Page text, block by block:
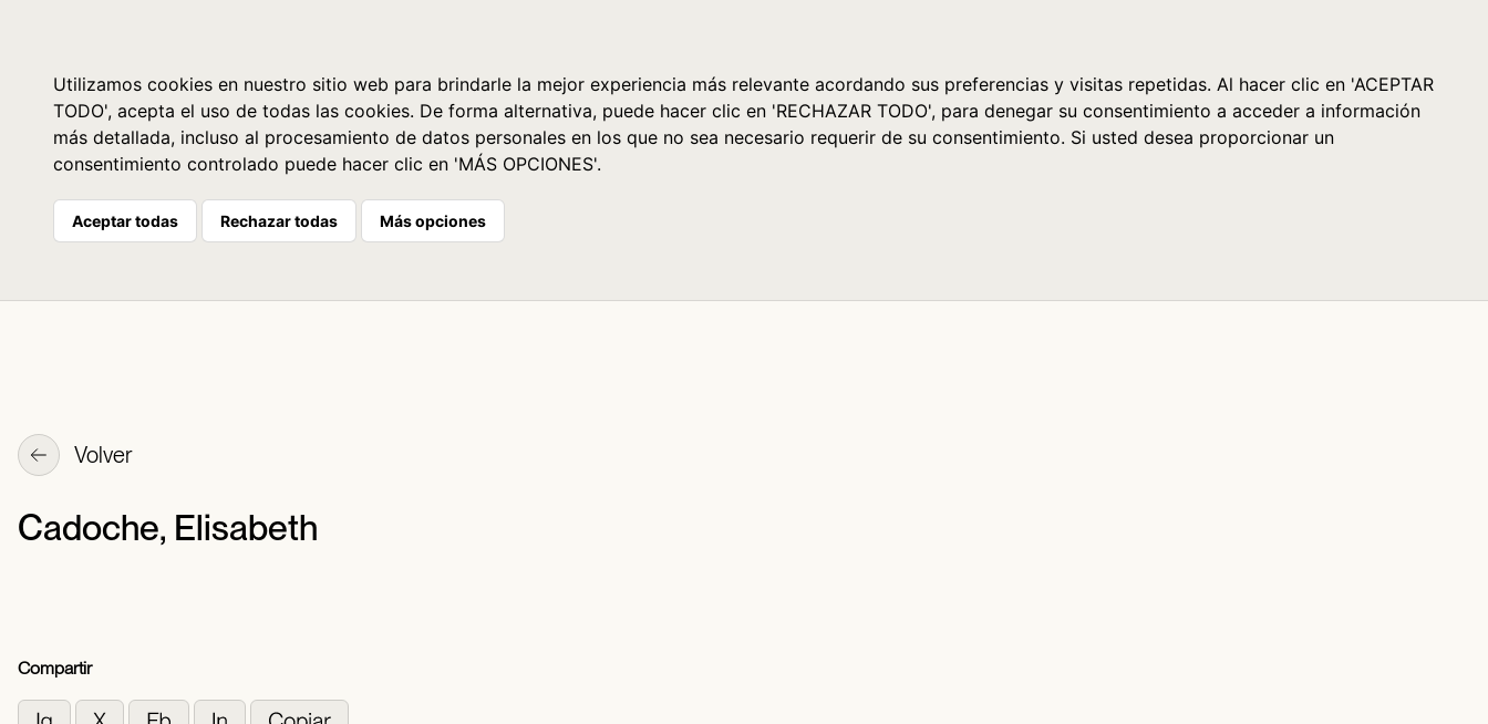
Utilizamos cookies en nuestro sitio web para brindarle la mejor experiencia más relevante acordando sus preferencias y visitas repetidas. Al hacer clic en 'ACEPTAR
TODO', acepta el uso de todas las cookies. De forma alternativa, puede hacer clic en 'RECHAZAR TODO', para denegar su consentimiento a acceder a información
más detallada, incluso al procesamiento de datos personales en los que no sea necesario requerir de su consentimiento. Si usted desea proporcionar un
consentimiento controlado puede hacer clic en 'MÁS OPCIONES'.
Aceptar todas Rechazar todas Más opciones
Volver
Cadoche, Elisabeth
Compartir